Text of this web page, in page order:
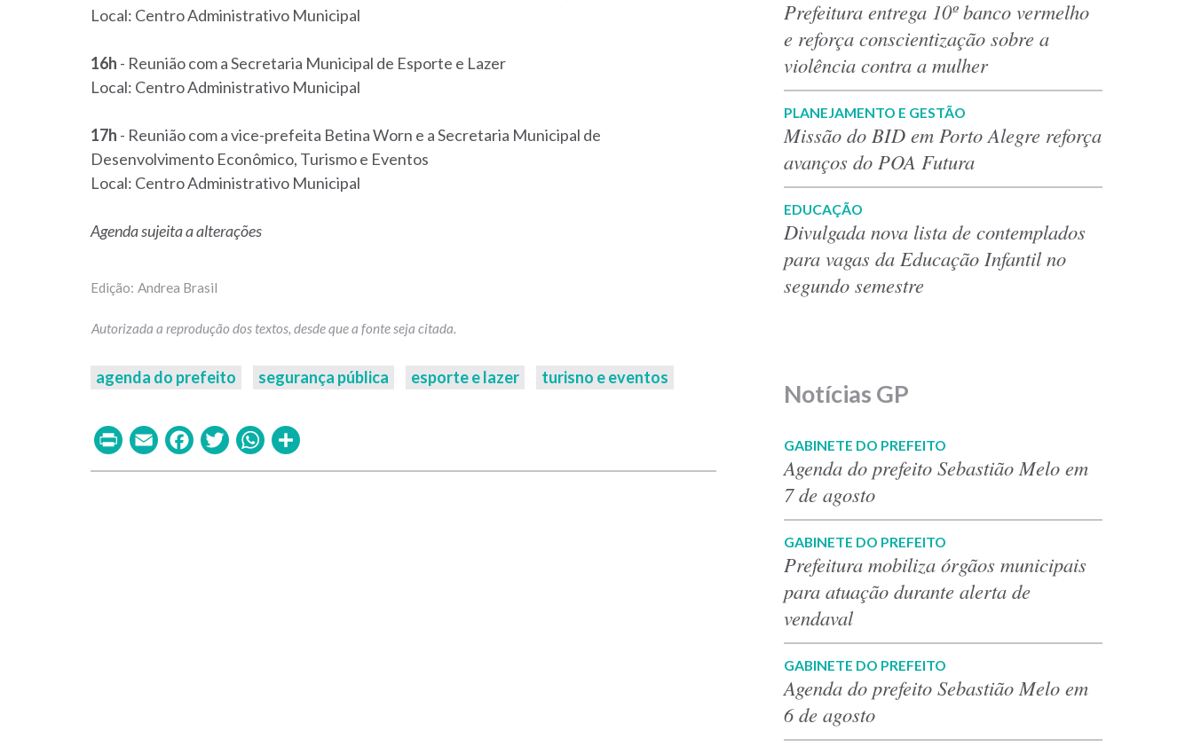
Local: Centro Administrativo Municipal
16h - Reunião com a Secretaria Municipal de Esporte e Lazer
Local: Centro Administrativo Municipal
17h - Reunião com a vice-prefeita Betina Worn e a Secretaria Municipal de
Desenvolvimento Econômico, Turismo e Eventos
Local: Centro Administrativo Municipal
Agenda sujeita a alterações
Andrea Brasil
agenda do prefeito segurança pública esporte e lazer turisno e eventos
PrintEmailFacebook
TwitterWhatsApp
Prefeitura entrega 10º banco vermelho
e reforça conscientização sobre a
violência contra a mulher
PLANEJAMENTO E GESTÃO
Missão do BID em Porto Alegre reforça
avanços do POA Futura
EDUCAÇÃO
Divulgada nova lista de contemplados
para vagas da Educação Infantil no
segundo semestre
Notícias GP
GABINETE DO PREFEITO
Agenda do prefeito Sebastião Melo em
7 de agosto
GABINETE DO PREFEITO
Prefeitura mobiliza órgãos municipais
para atuação durante alerta de
vendaval
GABINETE DO PREFEITO
Agenda do prefeito Sebastião Melo em
6 de agosto